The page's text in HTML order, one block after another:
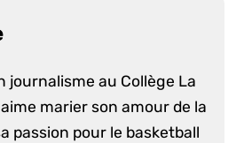
journalisme au Collège La
marier son amour de la
passion pour le basketball